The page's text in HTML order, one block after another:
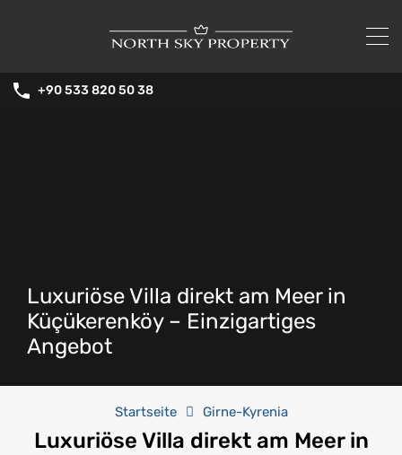
+90 533 820 50 38
Luxuriöse Villa direkt am Meer in
Küçükerenköy – Einzigartiges
Angebot
Startseite Girne-Kyrenia
Luxuriöse Villa direkt am Meer in